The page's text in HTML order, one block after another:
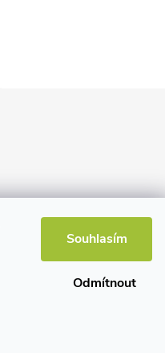
Souhlasím
Odmítnout